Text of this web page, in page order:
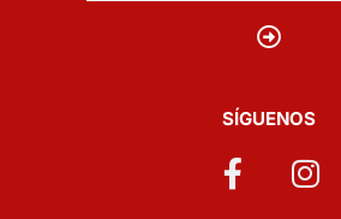
SÍGUENOS